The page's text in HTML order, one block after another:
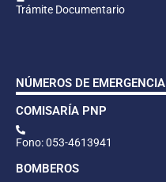
Trámite Documentario
NÚMEROS DE EMERGENCIA
COMISARÍA PNP
Fono: 053-4613941
BOMBEROS